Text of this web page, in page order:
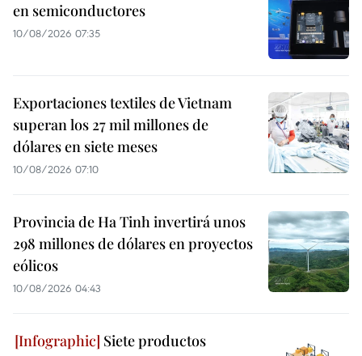
en semiconductores
10/08/2026 07:35
Exportaciones textiles de Vietnam
superan los 27 mil millones de
dólares en siete meses
10/08/2026 07:10
Provincia de Ha Tinh invertirá unos
298 millones de dólares en proyectos
eólicos
10/08/2026 04:43
Siete productos